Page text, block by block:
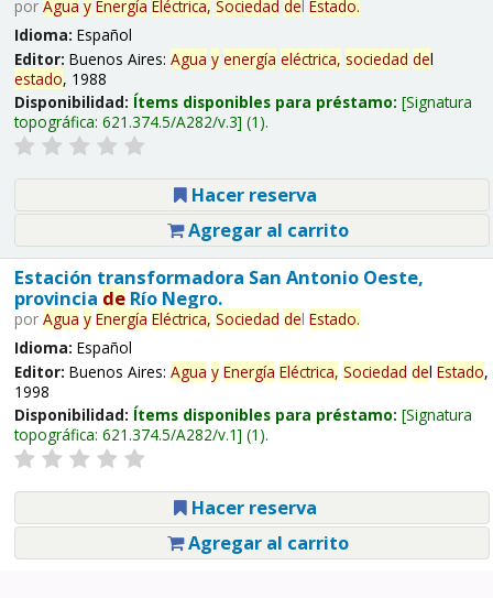
por Agua y Energía Eléctrica, Sociedad del Estado.
Idioma: Español
Editor: Buenos Aires: Agua y energía eléctrica, sociedad del
estado, 1988
Disponibilidad: Ítems disponibles para préstamo: Signatura
topográfica: 621.374.5/A282/v.3 (1).
Hacer reserva
Agregar al carrito
Estación transformadora San Antonio Oeste,
provincia deRío Negro.
por Agua y Energía Eléctrica, Sociedad del Estado.
Idioma: Español
Editor: Buenos Aires: Agua y Energía Eléctrica, Sociedad del Estado,
1998
Disponibilidad: Ítems disponibles para préstamo: Signatura
topográfica: 621.374.5/A282/v.1 (1).
Hacer reserva
Agregar al carrito